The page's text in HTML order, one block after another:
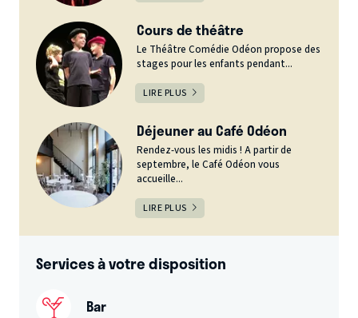
Cours de théâtre
Le Théâtre Comédie Odéon propose des
stages pour les enfants pendant...
LIRE PLUS
Déjeuner au Café Odéon
Rendez-vous les midis ! A partir de
septembre, le Café Odéon vous
accueille...
LIRE PLUS
Services à votre disposition
Bar